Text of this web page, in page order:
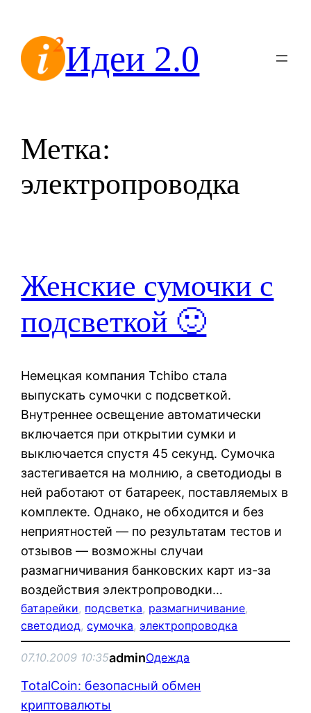
содержимомуИдеи 2.0
Метка:
электропроводка
Женские сумочки с
подсветкой 🙂
Немецкая компания Tchibo стала
выпускать сумочки с подсветкой.
Внутреннее освещение автоматически
включается при открытии сумки и
выключается спустя 45 секунд. Сумочка
застегивается на молнию, а светодиоды в
ней работают от батареек, поставляемых в
комплекте. Однако, не обходится и без
неприятностей — по результатам тестов и
отзывов — возможны случаи
размагничивания банковских карт из-за
воздействия электропроводки…
батарейки, подсветка, размагничивание
светодиод, сумочка, электропроводка
07.10.2009 10:35adminОдежда
TotalCoin: безопасный обмен
криптовалюты